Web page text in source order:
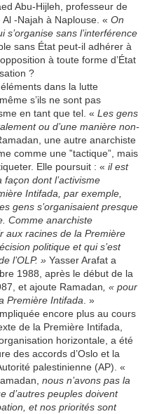
Abu-Hijleh, professeur de
-Najah à Naplouse. « On
s’organise sans l’interférence
sans État peut-il adhérer à
à toute forme d’État
?
dans la lutte
s’ils ne sont pas
en tant que tel. « Les gens
ou d’une manière non-
une autre anarchiste
comme une ‟tactique”, mais
Elle poursuit : « il est
dont l’activisme
Intifada, par exemple,
gens s’organisaient presque
Comme anarchiste
aux racines de la Première
politique et qui s’est
l’OLP. » Yasser Arafat a
1988, après le début de la
et ajoute Ramadan , « pour
Première Intifada . »
encore plus au cours
de la Première Intifada,
horizontale, a été
des accords d’Oslo et la
palestinienne (AP). «
nous n’avons pas la
d’autres peuples doivent
et nos priorités sont